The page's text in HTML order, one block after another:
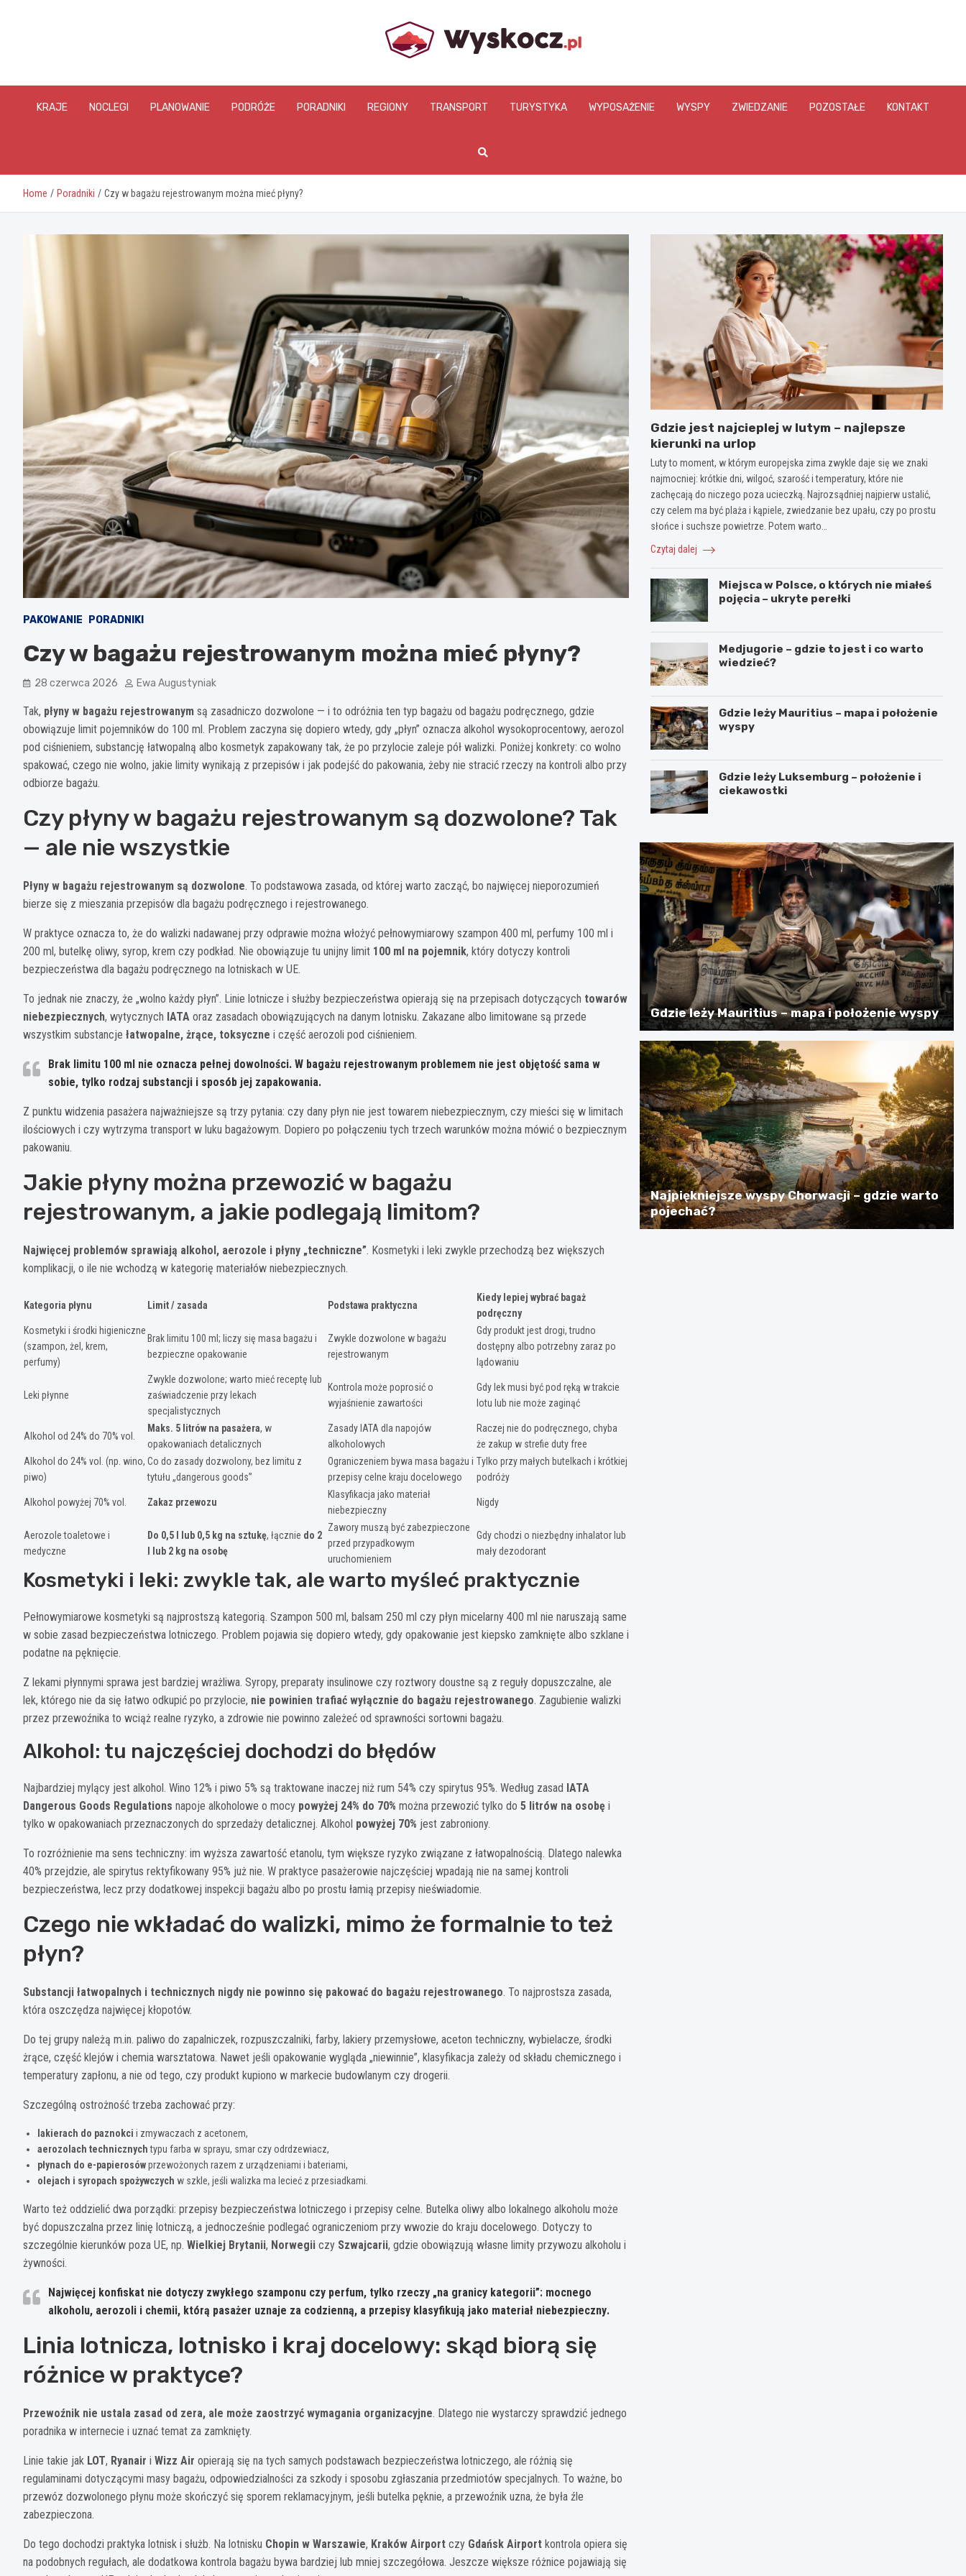
www.wyskocz.pl
KRAJE NOCLEGI PLANOWANIE PODRÓŻE PORADNIKI REGIONY TRANSPORT TURYSTYKA WYPOSAŻENIE WYSPY ZWIEDZANIE POZOSTAŁE KONTAKT
Home Poradniki Czy w bagażu rejestrowanym można mieć płyny?
PAKOWANIE PORADNIKI
Czy w bagażu rejestrowanym można mieć płyny?
28 czerwca 2026 Ewa Augustyniak
Tak, płyny w bagażu rejestrowanym są zasadniczo dozwolone — i to odróżnia ten typ bagażu od bagażu podręcznego, gdzie
obowiązuje limit pojemników do 100 ml. Problem zaczyna się dopiero wtedy, gdy „płyn” oznacza alkohol wysokoprocentowy, aerozol
pod ciśnieniem, substancję łatwopalną albo kosmetyk zapakowany tak, że po przylocie zaleje pół walizki. Poniżej konkrety: co wolno
spakować, czego nie wolno, jakie limity wynikają z przepisów i jak podejść do pakowania, żeby nie stracić rzeczy na kontroli albo przy
odbiorze bagażu.
Czy płyny w bagażu rejestrowanym są dozwolone? Tak
— ale nie wszystkie
Płyny w bagażu rejestrowanym są dozwolone. To podstawowa zasada, od której warto zacząć, bo najwięcej nieporozumień
bierze się z mieszania przepisów dla bagażu podręcznego i rejestrowanego.
W praktyce oznacza to, że do walizki nadawanej przy odprawie można włożyć pełnowymiarowy szampon 400 ml, perfumy 100 ml i
200 ml, butelkę oliwy, syrop, krem czy podkład. Nie obowiązuje tu unijny limit 100 ml na pojemnik, który dotyczy kontroli
bezpieczeństwa dla bagażu podręcznego na lotniskach w UE.
To jednak nie znaczy, że „wolno każdy płyn”. Linie lotnicze i służby bezpieczeństwa opierają się na przepisach dotyczących towarów
niebezpiecznych, wytycznych IATA oraz zasadach obowiązujących na danym lotnisku. Zakazane albo limitowane są przede
wszystkim substancje łatwopalne, żrące, toksyczne i część aerozoli pod ciśnieniem.
Brak limitu 100 ml nie oznacza pełnej dowolności. W bagażu rejestrowanym problemem nie jest objętość sama w
sobie, tylko rodzaj substancji i sposób jej zapakowania.
Z punktu widzenia pasażera najważniejsze są trzy pytania: czy dany płyn nie jest towarem niebezpiecznym, czy mieści się w limitach
ilościowych i czy wytrzyma transport w luku bagażowym. Dopiero po połączeniu tych trzech warunków można mówić o bezpiecznym
pakowaniu.
Jakie płyny można przewozić w bagażu
rejestrowanym, a jakie podlegają limitom?
Najwięcej problemów sprawiają alkohol, aerozole i płyny „techniczne”. Kosmetyki i leki zwykle przechodzą bez większych
komplikacji, o ile nie wchodzą w kategorię materiałów niebezpiecznych.
Kategoria płynu Limit / zasada Podstawa praktyczna
Kiedy lepiej wybrać bagaż
podręczny
Kosmetyki i środki higieniczne
(szampon, żel, krem,
perfumy)
Brak limitu 100 ml; liczy się masa bagażu i
bezpieczne opakowanie
Zwykle dozwolone w bagażu
rejestrowanym
Gdy produkt jest drogi, trudno
dostępny albo potrzebny zaraz po
lądowaniu
Leki płynne
Zwykle dozwolone; warto mieć receptę lub
zaświadczenie przy lekach
specjalistycznych
Kontrola może poprosić o
wyjaśnienie zawartości
Gdy lek musi być pod ręką w trakcie
lotu lub nie może zaginąć
Alkohol od 24% do 70% vol.
Maks. 5 litrów na pasażera, w
opakowaniach detalicznych
Zasady IATA dla napojów
alkoholowych
Raczej nie do podręcznego, chyba
że zakup w strefie duty free
Alkohol do 24% vol. (np. wino,
piwo)
Co do zasady dozwolony, bez limitu z
tytułu „dangerous goods”
Ograniczeniem bywa masa bagażu i
przepisy celne kraju docelowego
Tylko przy małych butelkach i krótkiej
podróży
Alkohol powyżej 70% vol. Zakaz przewozu
Klasyfikacja jako materiał
niebezpieczny
Nigdy
Aerozole toaletowe i
medyczne
Do 0,5 l lub 0,5 kg na sztukę, łącznie do 2
l lub 2 kg na osobę
Zawory muszą być zabezpieczone
przed przypadkowym
uruchomieniem
Gdy chodzi o niezbędny inhalator lub
mały dezodorant
Kosmetyki i leki: zwykle tak, ale warto myśleć praktycznie
Pełnowymiarowe kosmetyki są najprostszą kategorią. Szampon 500 ml, balsam 250 ml czy płyn micelarny 400 ml nie naruszają same
w sobie zasad bezpieczeństwa lotniczego. Problem pojawia się dopiero wtedy, gdy opakowanie jest kiepsko zamknięte albo szklane i
podatne na pęknięcie.
Z lekami płynnymi sprawa jest bardziej wrażliwa. Syropy, preparaty insulinowe czy roztwory doustne są z reguły dopuszczalne, ale
lek, którego nie da się łatwo odkupić po przylocie, nie powinien trafiać wyłącznie do bagażu rejestrowanego. Zagubienie walizki
przez przewoźnika to wciąż realne ryzyko, a zdrowie nie powinno zależeć od sprawności sortowni bagażu.
Alkohol: tu najczęściej dochodzi do błędów
Najbardziej mylący jest alkohol. Wino 12% i piwo 5% są traktowane inaczej niż rum 54% czy spirytus 95%. Według zasad IATA
Dangerous Goods Regulations napoje alkoholowe o mocy powyżej 24% do 70% można przewozić tylko do 5 litrów na osobę i
tylko w opakowaniach przeznaczonych do sprzedaży detalicznej. Alkohol powyżej 70% jest zabroniony.
To rozróżnienie ma sens techniczny: im wyższa zawartość etanolu, tym większe ryzyko związane z łatwopalnością. Dlatego nalewka
40% przejdzie, ale spirytus rektyfikowany 95% już nie. W praktyce pasażerowie najczęściej wpadają nie na samej kontroli
bezpieczeństwa, lecz przy dodatkowej inspekcji bagażu albo po prostu łamią przepisy nieświadomie.
Czego nie wkładać do walizki, mimo że formalnie to też
płyn?
Substancji łatwopalnych i technicznych nigdy nie powinno się pakować do bagażu rejestrowanego. To najprostsza zasada,
która oszczędza najwięcej kłopotów.
Do tej grupy należą m.in. paliwo do zapalniczek, rozpuszczalniki, farby, lakiery przemysłowe, aceton techniczny, wybielacze, środki
żrące, część klejów i chemia warsztatowa. Nawet jeśli opakowanie wygląda „niewinnie”, klasyfikacja zależy od składu chemicznego i
temperatury zapłonu, a nie od tego, czy produkt kupiono w markecie budowlanym czy drogerii.
Szczególną ostrożność trzeba zachować przy:
lakierach do paznokci i zmywaczach z acetonem,
aerozolach technicznychtypu farba w sprayu, smar czy odrdzewiacz,
płynach do e-papierosówprzewożonych razem z urządzeniami i bateriami,
olejach i syropach spożywczych w szkle, jeśli walizka ma lecieć z przesiadkami.
Warto też oddzielić dwa porządki: przepisy bezpieczeństwa lotniczego i przepisy celne. Butelka oliwy albo lokalnego alkoholu może
być dopuszczalna przez linię lotniczą, a jednocześnie podlegać ograniczeniom przy wwozie do kraju docelowego. Dotyczy to
szczególnie kierunków poza UE, np. Wielkiej Brytanii, Norwegii czy Szwajcarii, gdzie obowiązują własne limity przywozu alkoholu i
żywności.
Najwięcej konfiskat nie dotyczy zwykłego szamponu czy perfum, tylko rzeczy „na granicy kategorii”: mocnego
alkoholu, aerozoli i chemii, którą pasażer uznaje za codzienną, a przepisy klasyfikują jako materiał niebezpieczny.
Linia lotnicza, lotnisko i kraj docelowy: skąd biorą się
różnice w praktyce?
Przewoźnik nie ustala zasad od zera, ale może zaostrzyć wymagania organizacyjne. Dlatego nie wystarczy sprawdzić jednego
poradnika w internecie i uznać temat za zamknięty.
Linie takie jak LOT, Ryanair i Wizz Air opierają się na tych samych podstawach bezpieczeństwa lotniczego, ale różnią się
regulaminami dotyczącymi masy bagażu, odpowiedzialności za szkody i sposobu zgłaszania przedmiotów specjalnych. To ważne, bo
przewóz dozwolonego płynu może skończyć się sporem reklamacyjnym, jeśli butelka pęknie, a przewoźnik uzna, że była źle
zabezpieczona.
Do tego dochodzi praktyka lotnisk i służb. Na lotnisku Chopin w Warszawie, Kraków Airport czy Gdańsk Airport kontrola opiera się
na podobnych regułach, ale dodatkowa kontrola bagażu bywa bardziej lub mniej szczegółowa. Jeszcze większe różnice pojawiają się
Gdzie jest najcieplej w lutym – najlepsze
kierunki na urlop
Luty to moment, w którym europejska zima zwykle daje się we znaki
najmocniej: krótkie dni, wilgoć, szarość i temperatury, które nie
zachęcają do niczego poza ucieczką. Najrozsądniej najpierw ustalić,
czy celem ma być plaża i kąpiele, zwiedzanie bez upału, czy po prostu
słońce i suchsze powietrze. Potem warto…
Czytaj dalej
Miejsca w Polsce, o których nie miałeś
pojęcia – ukryte perełki
Medjugorie – gdzie to jest i co warto
wiedzieć?
Gdzie leży Mauritius – mapa i położenie
wyspy
Gdzie leży Luksemburg – położenie i
ciekawostki
Gdzie leży Mauritius – mapa i położenie wyspy
Najpiękniejsze wyspy Chorwacji – gdzie warto
pojechać?